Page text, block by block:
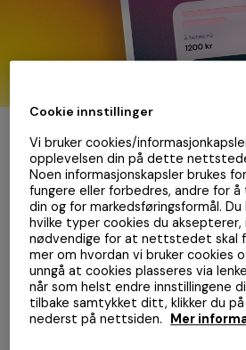
Vipps – praktisk
mobil.
Med fire millioner norske brukere
populære merket i Norge. Alt kunden
å ha Vipps-appen tilgjengelig ved
Cookie innstillinger
Vi bruker cookies/
opplevelsen din på dette
Noen informasjonskapsler brukes
fungere eller forbedres, andre for
din og for markedsføringsformål.
hvilke typer cookies du
nødvendige for at nettstedet skal
mer om hvordan vi bruker cookies
unngå at cookies plasseres via
når som helst endre innstillingene
tilbake samtykket ditt, klikker du
nederst på nettsiden.
Mer